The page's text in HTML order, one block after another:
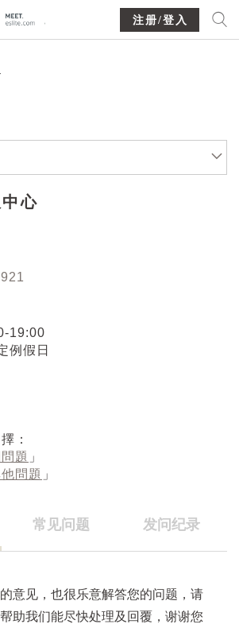
注册/登入
心
19:00
例假日
：
題 」
問題 」
常见问题 发问纪录
意见，也很乐意解答您的问题，请
助我们能尽快处理及回覆，谢谢您